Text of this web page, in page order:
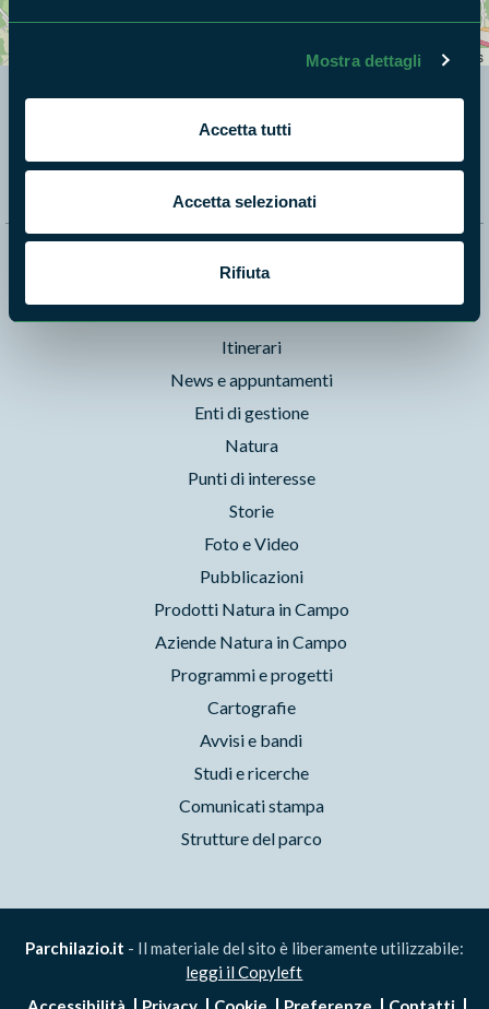
Mostra dettagli
Accetta tutti
Accetta selezionati
Rifiuta
©OpenStreetMapcontributors
Segui i nostri social ufficiali
Naviga nel sito
Itinerari
News e appuntamenti
Enti di gestione
Natura
Punti di interesse
Storie
Foto e Video
Pubblicazioni
Prodotti Natura in Campo
Aziende Natura in Campo
Programmi e progetti
Cartografie
Avvisi e bandi
Studi e ricerche
Comunicati stampa
Strutture del parco
Parchilazio.it - Il materiale del sito è liberamente utilizzabile:
leggi il Copyleft